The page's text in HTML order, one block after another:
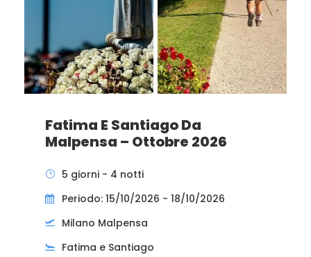
Fatima E Santiago Da
Malpensa – Ottobre 2026
5 giorni - 4 notti
Periodo: 15/10/2026 - 18/10/2026
Milano Malpensa
Fatima e Santiago